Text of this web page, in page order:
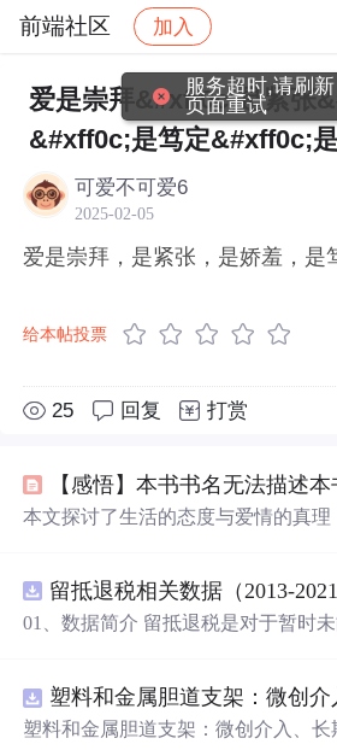
前端社区 加入
社区 前端社区 感慨 帖
爱是崇拜&#xff0c;是紧张
&#xff0c;是笃定&#xff0c;是
可爱不可爱6
2025-02-05
爱是崇拜，是紧张，是娇羞，是
给本帖投票
25 回复 打赏
【感悟】本书书名无法描述本
本文探讨了生活的态度与爱情的真理
留抵退税相关数据（2013-2021
01、数据简介 留抵退税是对于暂时未能进行抵扣的增值
税额。简单来说，就是企业现在还
以予以提前全额退还。 留抵退税是一项重要的税收政策优
塑料和金属胆道支架：微创介入、
服务超时,请刷新
页面重试